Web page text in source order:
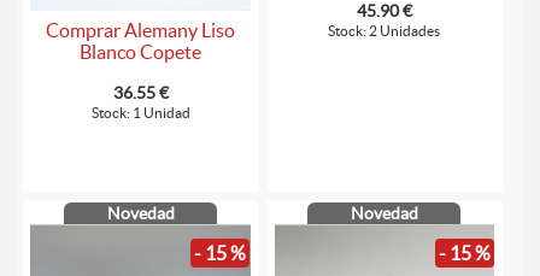
Comprar Alemany Liso
Blanco Copete
36.55 €
Stock: 1 Unidad
45.90 €
Stock: 2 Unidades
Novedad
- 15 %
Novedad
- 15 %